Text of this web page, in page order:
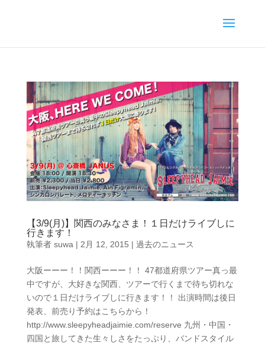
【3/9(月)】関西のみなさま！１日だけライブしに
行きます！
執筆者 suwa | 2月 12, 2015 | 過去のニュース
大阪ーーー！！関西ーーー！！ 47都道府県ツアー真っ最
中ですが、大好きな関西、ツアーで行くまで待ち切れな
いので１日だけライブしに行きます！！ 出演時間は後日
発表、前売り予約はこちらから！
http://www.sleepyheadjaimie.com/reserve 九州・中国・
四国と旅してきた生々しさをたっぷり、バンドスタイル